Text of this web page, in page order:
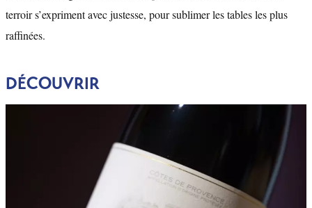
terroir s’expriment avec justesse, pour sublimer les tables les plus
raffinées.
DÉCOUVRIR